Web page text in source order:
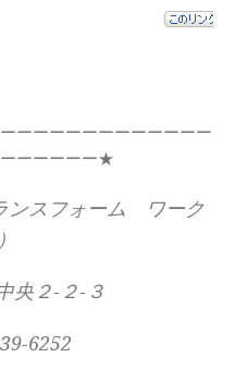
ーーーーーーーーーーーー
ーーーーー★
ンスフォーム ワーク
央２-２-３
6252